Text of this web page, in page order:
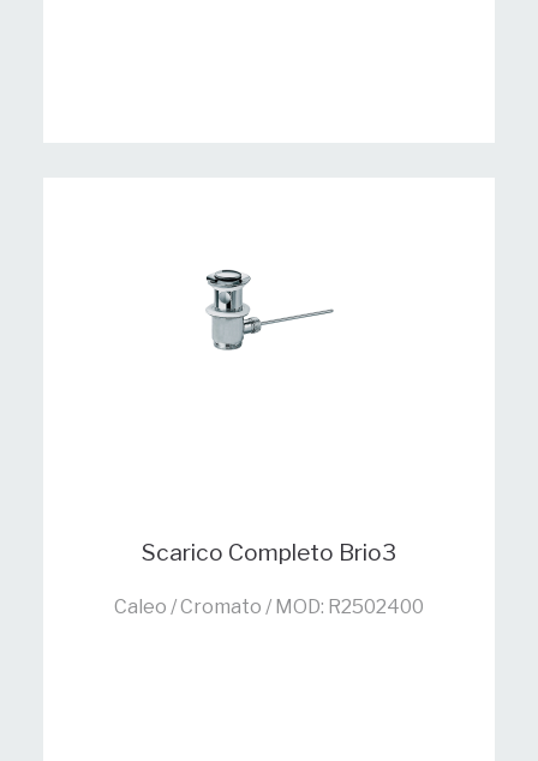
Scarico Completo Brio3
Caleo / Cromato / MOD: R2502400